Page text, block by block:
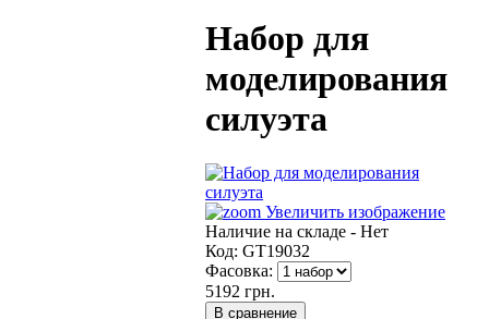
Набор для
моделирования
силуэта
Увеличить изображение
Наличие на складе - Нет
Код: GT19032
Фасовка:
5192 грн.